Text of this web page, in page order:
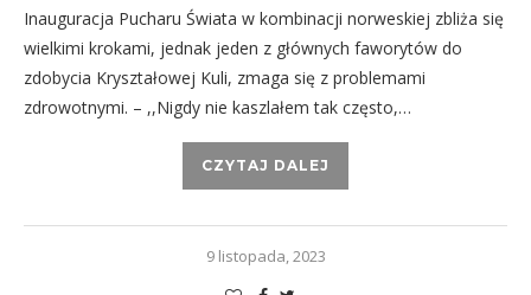
Inauguracja Pucharu Świata w kombinacji norweskiej zbliża się
wielkimi krokami, jednak jeden z głównych faworytów do
zdobycia Kryształowej Kuli, zmaga się z problemami
zdrowotnymi. – ,,Nigdy nie kaszlałem tak często,…
CZYTAJ DALEJ
9 listopada, 2023